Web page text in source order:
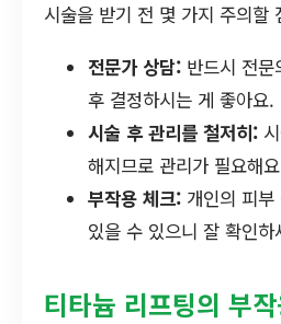
시술을 받기 전 몇 가지 주의할
전문가 상담: 반드시 전
후 결정하시는 게 좋아요.
시술 후 관리를 철저히:
해지므로 관리가 필요해
부작용 체크: 개인의 피
있을 수 있으니 잘 확인하
티타늄 리프팅의 부